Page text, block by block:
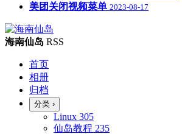
美团关闭视频菜单 2023-08-17
海南仙岛 RSS
首页
相册
归档
分类 ›
Linux 305
仙岛教程 235